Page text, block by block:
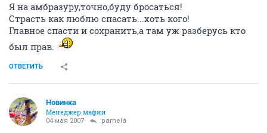
Я на амбразуру,точно,буду бросаться!
Страсть как люблю спасать...хоть кого!
Главное спасти и сохранить,а там уж разберусь кто
был прав.
ОТВЕТИТЬ
Новинка
Менеджер мафии
04 мая 2007 pamela